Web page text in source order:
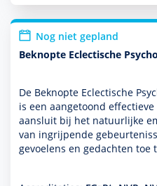
Nog niet gepland
Beknopte Eclectische
De Beknopte Eclectische
is een aan­ge­toond
aansluit bij het natuurlijke
van ingrijpende
gevoelens en gedachten toe